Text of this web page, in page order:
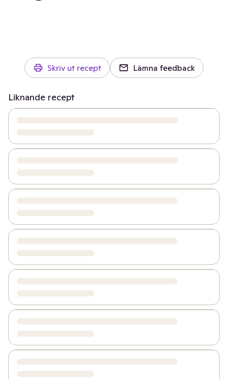
Skriv ut recept Lämna feedback
Liknande recept